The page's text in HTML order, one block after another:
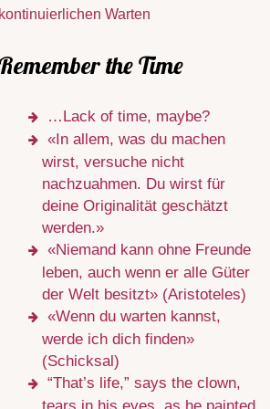
kontinuierlichen Warten
Remember the Time
…Lack of time, maybe?
«In allem, was du machen
wirst, versuche nicht
nachzuahmen. Du wirst für
deine Originalität geschätzt
werden.»
«Niemand kann ohne Freunde
leben, auch wenn er alle Güter
der Welt besitzt» (Aristoteles)
«Wenn du warten kannst,
werde ich dich finden»
(Schicksal)
“That’s life,” says the clown,